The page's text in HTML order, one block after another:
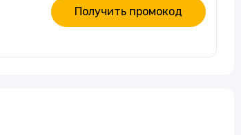
Получить промокод